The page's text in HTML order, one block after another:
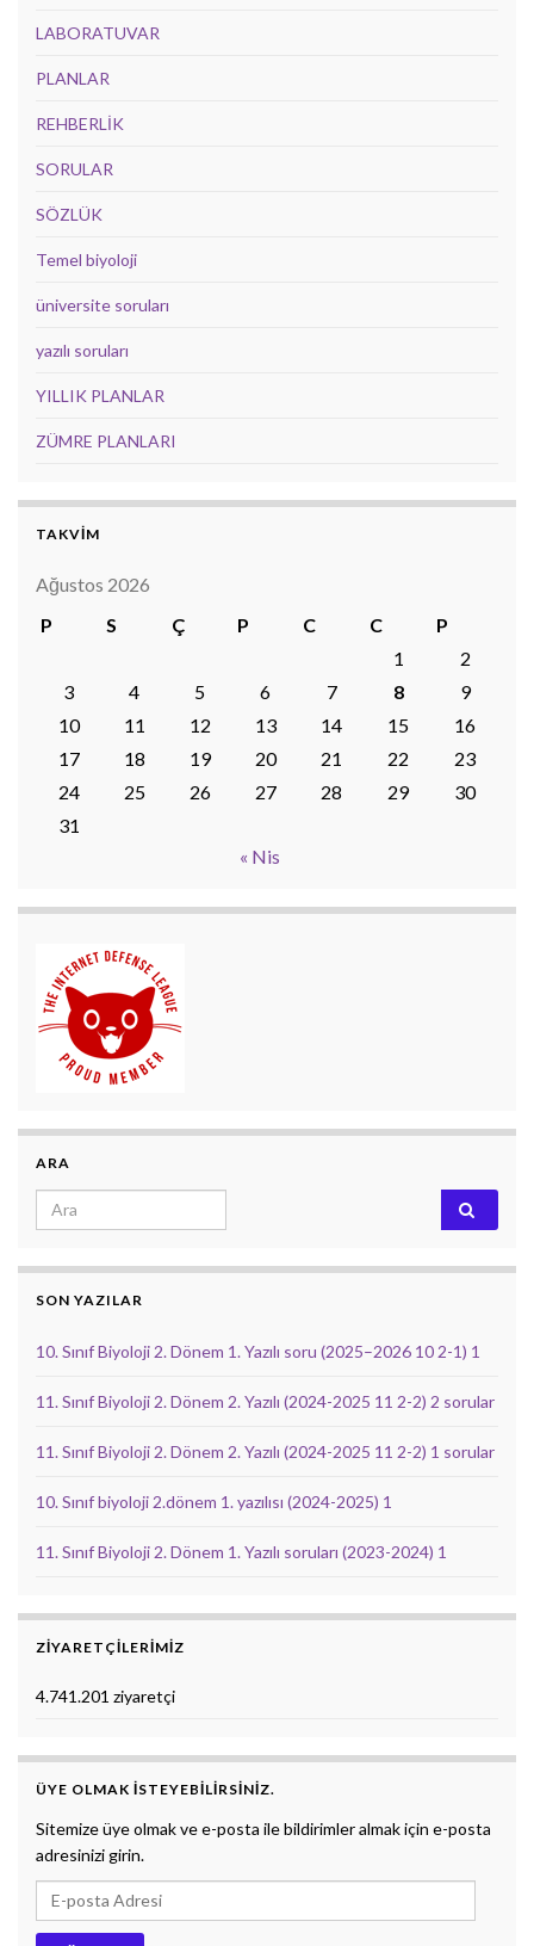
LABORATUVAR
PLANLAR
REHBERLİK
SORULAR
SÖZLÜK
Temel biyoloji
üniversite soruları
yazılı soruları
YILLIK PLANLAR
ZÜMRE PLANLARI
TAKVİM
Ağustos 2026
P
S Ç P C C
P
1
2
3
4 5 6 7 8
9
10
11 12 13 14 15
16
17
18 19 20 21 22
23
24
25 26 27 28 29
30
31
« Nis
ARA
Search for:
SON YAZILAR
10. Sınıf Biyoloji 2. Dönem 1. Yazılı soru (2025–2026 10 2-1) 1
11. Sınıf Biyoloji 2. Dönem 2. Yazılı (2024-2025 11 2-2) 2 sorular
11. Sınıf Biyoloji 2. Dönem 2. Yazılı (2024-2025 11 2-2) 1 sorular
10. Sınıf biyoloji 2.dönem 1. yazılısı (2024-2025) 1
11. Sınıf Biyoloji 2. Dönem 1. Yazılı soruları (2023-2024) 1
ZIYARETÇILERIMIZ
4.741.201 ziyaretçi
ÜYE OLMAK ISTEYEBILIRSINIZ.
Sitemize üye olmak ve e-posta ile bildirimler almak için e-posta
adresinizi girin.
E-posta Adresi